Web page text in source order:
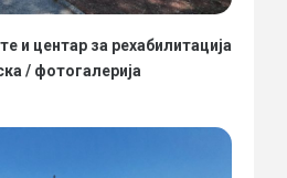
и центар за рехабилитација
/ фотогалерија